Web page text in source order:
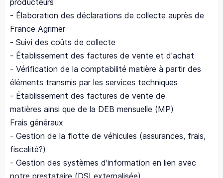
producteurs
- Élaboration des déclarations de collecte auprès de
France Agrimer
- Suivi des coûts de collecte
- Établissement des factures de vente et d'achat
- Vérification de la comptabilité matière à partir des
éléments transmis par les services techniques
- Établissement des factures de vente de
matières ainsi que de la DEB mensuelle (MP)
Frais généraux
- Gestion de la flotte de véhicules (assurances, frais,
fiscalité?)
- Gestion des systèmes d'information en lien avec